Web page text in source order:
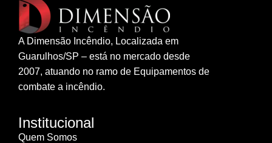
A Dimensão Incêndio, Localizada em
Guarulhos/SP – está no mercado desde
2007, atuando no ramo de Equipamentos de
combate a incêndio.
Institucional
Quem Somos